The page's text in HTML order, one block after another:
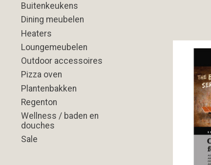
Buitenkeukens
Dining meubelen
Heaters
Loungemeubelen
Outdoor accessoires
Pizza oven
Plantenbakken
Regenton
Wellness / baden en
douches
Sale